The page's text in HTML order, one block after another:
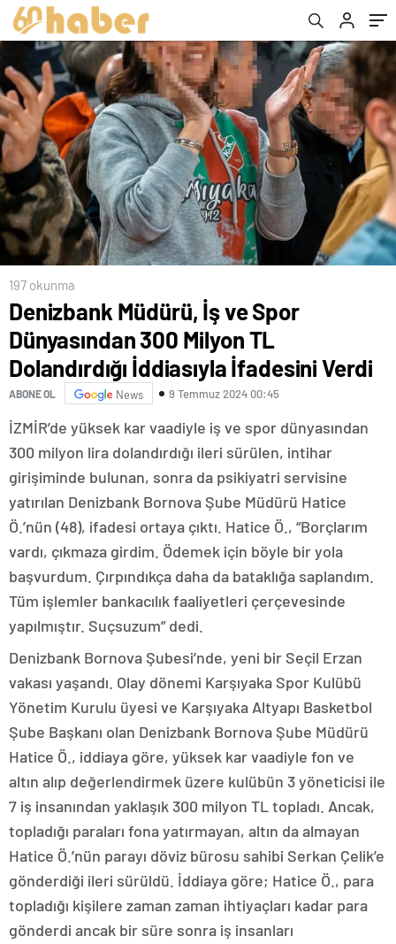
İfadesini Verdi
197 okunma
Denizbank Müdürü, İş ve Spor
Dünyasından 300 Milyon TL
Dolandırdığı İddiasıyla İfadesini Verdi
ABONE OL News 9 Temmuz 2024 00:45
İZMİR’de yüksek kar vaadiyle iş ve spor dünyasından
300 milyon lira dolandırdığı ileri sürülen, intihar
girişiminde bulunan, sonra da psikiyatri servisine
yatırılan Denizbank Bornova Şube Müdürü Hatice
Ö.’nün (48), ifadesi ortaya çıktı. Hatice Ö., “Borçlarım
vardı, çıkmaza girdim. Ödemek için böyle bir yola
başvurdum. Çırpındıkça daha da bataklığa saplandım.
Tüm işlemler bankacılık faaliyetleri çerçevesinde
yapılmıştır. Suçsuzum” dedi.
Denizbank Bornova Şubesi’nde, yeni bir Seçil Erzan
vakası yaşandı. Olay dönemi Karşıyaka Spor Kulübü
Yönetim Kurulu üyesi ve Karşıyaka Altyapı Basketbol
Şube Başkanı olan Denizbank Bornova Şube Müdürü
Hatice Ö., iddiaya göre, yüksek kar vaadiyle fon ve
altın alıp değerlendirmek üzere kulübün 3 yöneticisi ile
7 iş insanından yaklaşık 300 milyon TL topladı. Ancak,
topladığı paraları fona yatırmayan, altın da almayan
Hatice Ö.’nün parayı döviz bürosu sahibi Serkan Çelik’e
gönderdiği ileri sürüldü. İddiaya göre; Hatice Ö., para
topladığı kişilere zaman zaman ihtiyaçları kadar para
gönderdi ancak bir süre sonra iş insanları